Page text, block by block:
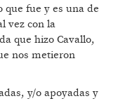
que fue y es una de
vez con la
que hizo Cavallo,
nos metieron
y/o apoyadas y